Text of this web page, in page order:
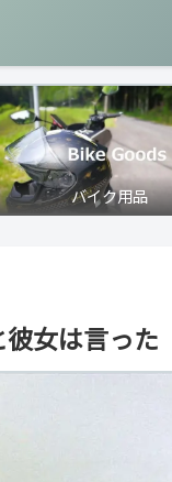
バイク用品
女は言った